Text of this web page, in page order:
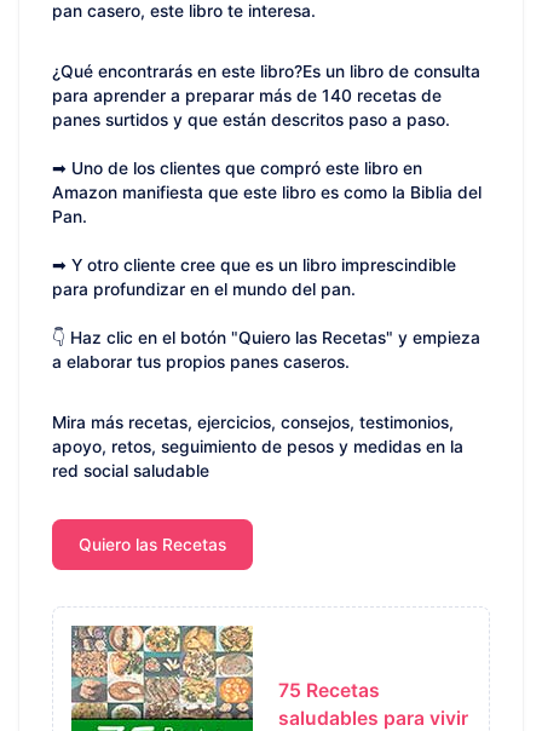
pan casero, este libro te interesa.
¿Qué encontrarás en este libro?Es un libro de consulta
para aprender a preparar más de 140 recetas de
panes surtidos y que están descritos paso a paso.
➡ Uno de los clientes que compró este libro en
Amazon manifiesta que este libro es como la Biblia del
Pan.
➡ Y otro cliente cree que es un libro imprescindible
para profundizar en el mundo del pan.
👇 Haz clic en el botón "Quiero las Recetas" y empieza
a elaborar tus propios panes caseros.
Mira más recetas, ejercicios, consejos, testimonios,
apoyo, retos, seguimiento de pesos y medidas en la
red social saludable
Quiero las Recetas
75 Recetas
saludables para vivir